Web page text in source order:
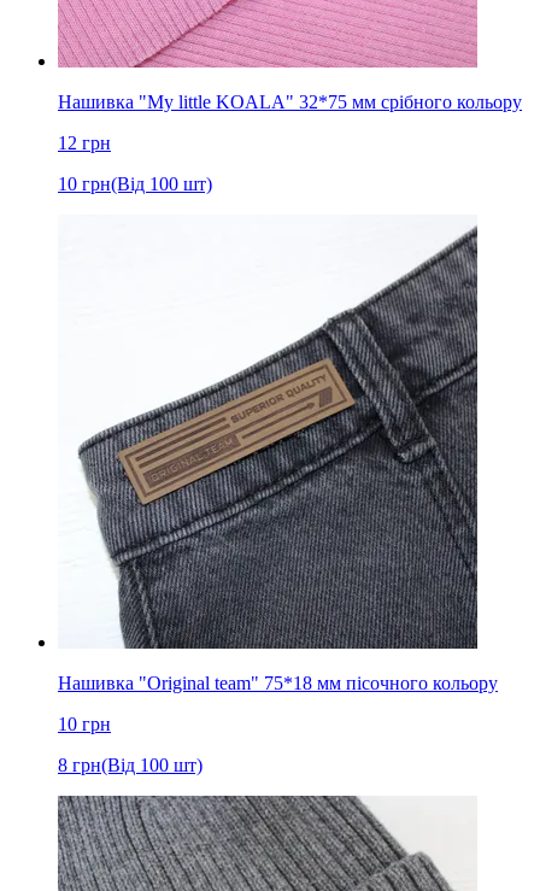
Нашивка "My little KOALA" 32*75 мм срібного кольору
12 грн
10 грн(Від 100 шт)
Нашивка "Original team" 75*18 мм пісочного кольору
10 грн
8 грн(Від 100 шт)